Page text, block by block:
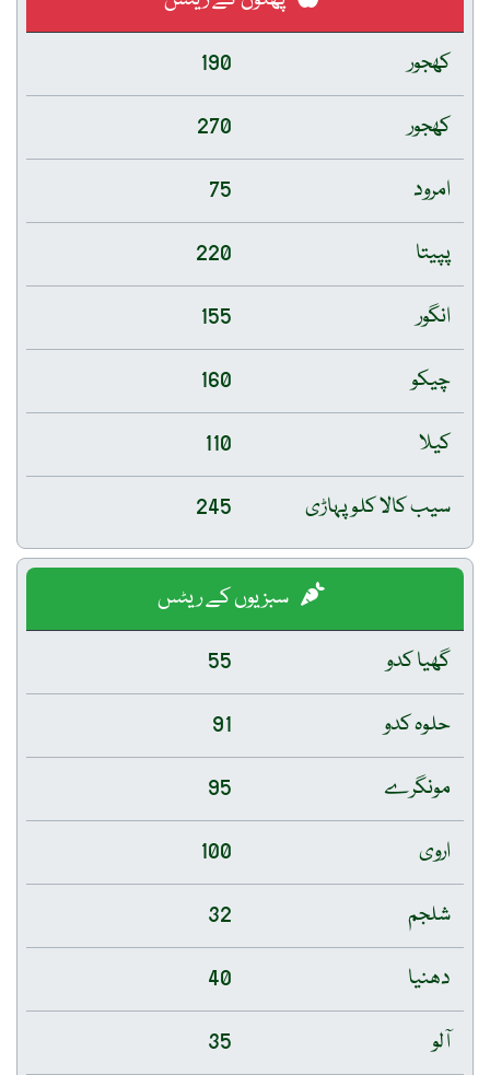
کھجور
190
کھجور
270
امرود
75
پپیتا
220
انگور
155
چیکو
160
کیلا
110
سیب کالا کلو پہاڑی
245
سبزیوں کے ریٹس
گھیا کدو
55
حلوہ کدو
91
مونگرے
95
اروی
100
شلجم
32
دھنیا
40
آلو
35